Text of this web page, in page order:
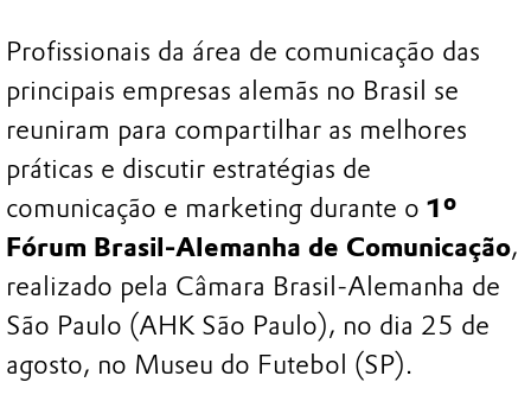
Profissionais da área de comunicação das
principais empresas alemãs no Brasil se
reuniram para compartilhar as melhores
práticas e discutir estratégias de
comunicação e marketing durante o 1º
Fórum Brasil-Alemanha de Comunicação,
realizado pela Câmara Brasil-Alemanha de
São Paulo (AHK São Paulo), no dia 25 de
agosto, no Museu do Futebol (SP).